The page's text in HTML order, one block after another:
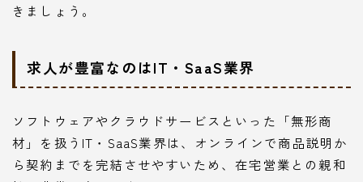
きましょう。
求人が豊富なのはIT・SaaS業界
ソフトウェアやクラウドサービスといった「無形商
材」を扱うIT・SaaS業界は、オンラインで商品説明か
ら契約までを完結させやすいため、在宅営業との親和